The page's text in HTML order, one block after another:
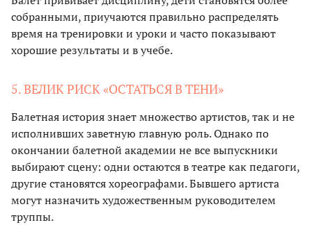
собранными, приучаются правильно распределять
время на тренировки и уроки и часто показывают
хорошие результаты и в учебе.
5. ВЕЛИК РИСК «ОСТАТЬСЯ В ТЕНИ»
Балетная история знает множество артистов, так и не
исполнивших заветную главную роль. Однако по
окончании балетной академии не все выпускники
выбирают сцену: одни остаются в театре как педагоги,
другие становятся хореографами. Бывшего артиста
могут назначить художественным руководителем
труппы.